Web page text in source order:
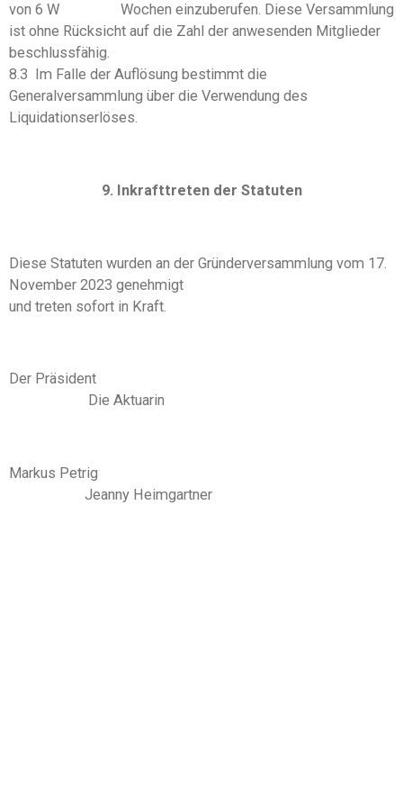
von 6 W Wochen einzuberufen. Diese Versammlung
ist ohne Rücksicht auf die Zahl der anwesenden Mitglieder
beschlussfähig.
8.3 Im Falle der Auflösung bestimmt die
Generalversammlung über die Verwendung des
Liquidationserlöses.
9. Inkrafttreten der Statuten
Diese Statuten wurden an der Gründerversammlung vom 17.
November 2023 genehmigt
und treten sofort in Kraft.
Der Präsident
Die Aktuarin
Markus Petrig
Jeanny Heimgartner